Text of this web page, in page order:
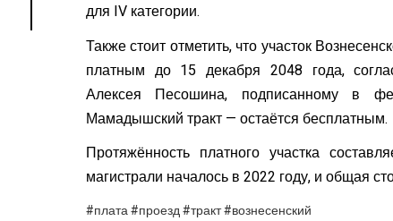
для IV категории.
Также стоит отметить, что участок
платным до 15 декабря 2048 года,
Алексея Песошина, подписанному в
Мамадышский тракт — остаётся бесплатным.
Протяжённость платного участка
магистрали началось в 2022 году, и общая
#плата #проезд #тракт #вознесенский